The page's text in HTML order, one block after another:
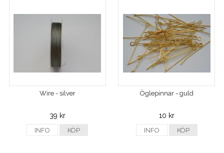
Wire - silver
39 kr
INFO KÖP
Öglepinnar - guld
10 kr
INFO KÖP